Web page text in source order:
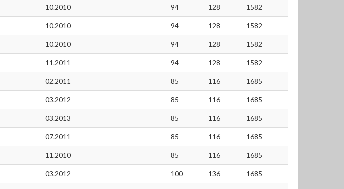
10.2010 94 128 1582
10.2010 94 128 1582
10.2010 94 128 1582
11.2011 94 128 1582
02.2011 85 116 1685
03.2012 85 116 1685
03.2013 85 116 1685
07.2011 85 116 1685
11.2010 85 116 1685
03.2012 100 136 1685